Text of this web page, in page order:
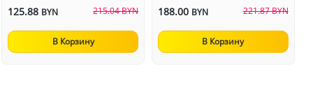
125.88 BYN 215.04 BYN
В Корзину
188.00 BYN 221.87 BYN
В Корзину